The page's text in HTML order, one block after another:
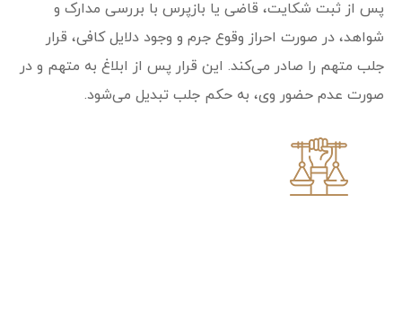
پس از ثبت شکایت، قاضی یا بازپرس با بررسی مدارک و
شواهد، در صورت احراز وقوع جرم و وجود دلایل کافی، قرار
جلب متهم را صادر می‌کند. این قرار پس از ابلاغ به متهم و در
صورت عدم حضور وی، به حکم جلب تبدیل می‌شود.